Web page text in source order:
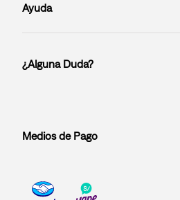
Ayuda
¿Alguna Duda?
Medios de Pago